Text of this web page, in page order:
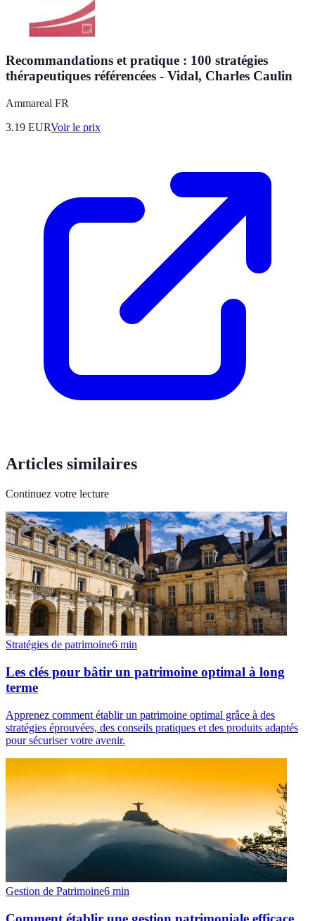
Recommandations et pratique : 100 stratégies
thérapeutiques référencées - Vidal, Charles Caulin
Ammareal FR
3.19 EURVoir le prix
Articles similaires
Continuez votre lecture
Stratégies de patrimoine6 min
Les clés pour bâtir un patrimoine optimal à long
terme
Apprenez comment établir un patrimoine optimal grâce à des
stratégies éprouvées, des conseils pratiques et des produits adaptés
pour sécuriser votre avenir.
Gestion de Patrimoine6 min